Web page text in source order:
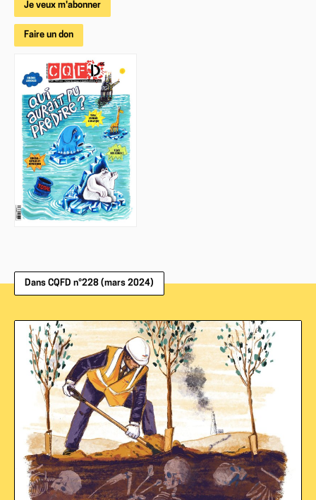
Je veux m'abonner
Faire un don
Dans CQFD n°228 (mars 2024)